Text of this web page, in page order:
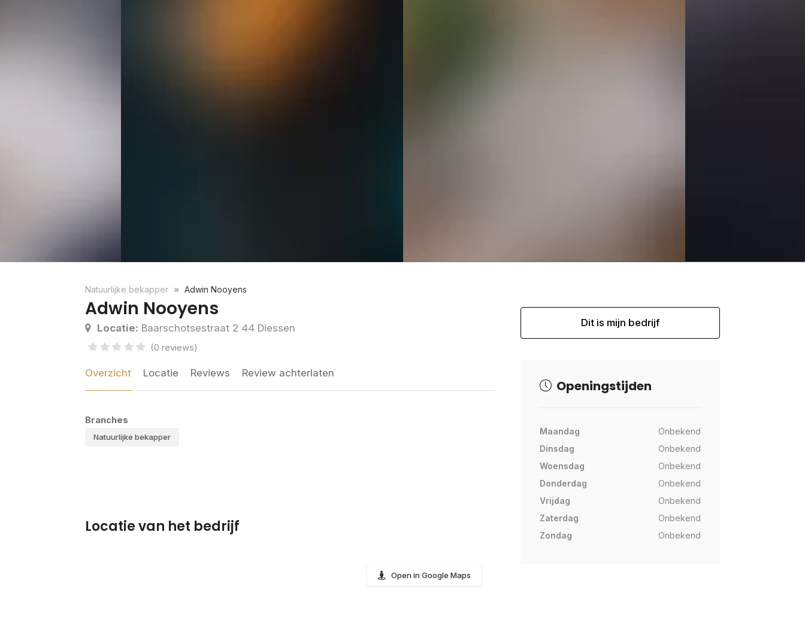
Natuurlijke bekapper Adwin Nooyens
Adwin Nooyens
Locatie: Baarschotsestraat 2 44 Diessen
(0 reviews)
Overzicht Locatie Reviews Review achterlaten
Branches
Natuurlijke bekapper
Locatie van het bedrijf
Open in Google Maps
Dit is mijn bedrijf
Openingstijden
Maandag
Onbekend
Dinsdag
Onbekend
Woensdag
Onbekend
Donderdag
Onbekend
Vrijdag
Onbekend
Zaterdag
Onbekend
Zondag
Onbekend